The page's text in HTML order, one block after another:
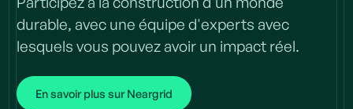
Rejoindrenotre équipe
durable, avec une équipe d'experts avec
lesquels vous pouvez avoir un impact réel.
En savoir plus sur Neargrid